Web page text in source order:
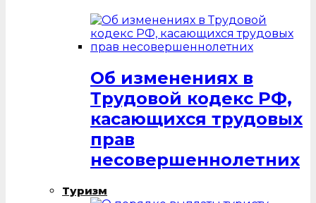
Об изменениях в
Трудовой кодекс РФ,
касающихся трудовых
прав
несовершеннолетних
Туризм